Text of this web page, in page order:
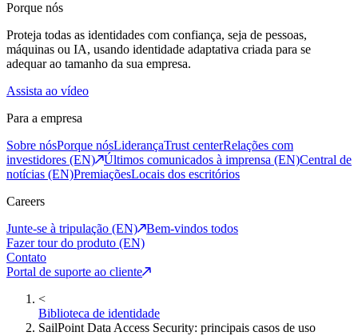
Porque nós
Proteja todas as identidades com confiança, seja de pessoas,
máquinas ou IA, usando identidade adaptativa criada para se
adequar ao tamanho da sua empresa.
Assista ao vídeo
Para a empresa
Sobre nósPorque nósLiderançaTrust centerRelações com
investidores (EN)
Últimos comunicados à imprensa (EN)Central de
notícias (EN)PremiaçõesLocais dos escritórios
Careers
Junte-se à tripulação (EN)
Bem-vindos todos
Fazer tour do produto (EN)
Contato
Portal de suporte ao cliente
<
Biblioteca de identidade
SailPoint Data Access Security: principais casos de uso